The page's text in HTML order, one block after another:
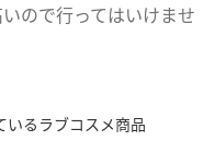
ので行ってはいけませ
いるラブコスメ商品